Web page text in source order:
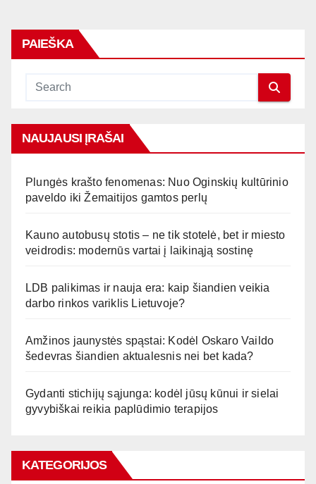
PAIEŠKA
NAUJAUSI ĮRAŠAI
Plungės krašto fenomenas: Nuo Oginskių kultūrinio
paveldo iki Žemaitijos gamtos perlų
Kauno autobusų stotis – ne tik stotelė, bet ir miesto
veidrodis: modernūs vartai į laikinąją sostinę
LDB palikimas ir nauja era: kaip šiandien veikia
darbo rinkos variklis Lietuvoje?
Amžinos jaunystės spąstai: Kodėl Oskaro Vaildo
šedevras šiandien aktualesnis nei bet kada?
Gydanti stichijų sąjunga: kodėl jūsų kūnui ir sielai
gyvybiškai reikia paplūdimio terapijos
KATEGORIJOS